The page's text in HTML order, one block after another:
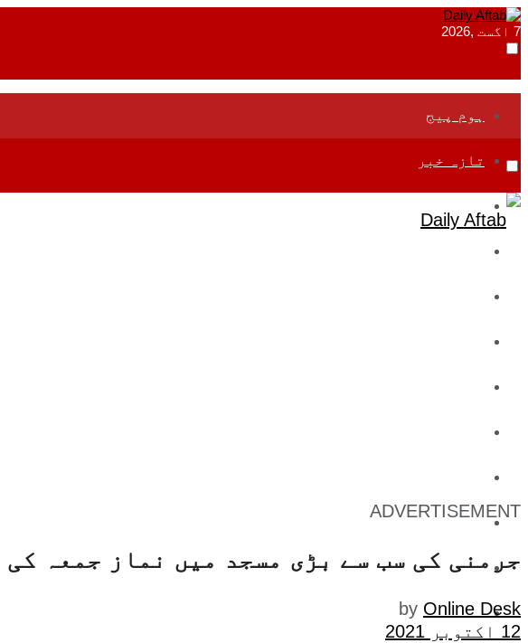
7 اگست ,2026
ہوم پیج
تازہ خبر
تفریح
صحت
آج کا اخبار
ADVERTISEMENT
جرمنی کی سب سے بڑی مسجد میں نماز جمعہ
by Online Desk
12 اکتوبر 2021